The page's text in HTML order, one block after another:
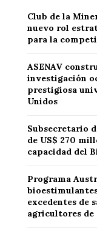
Club de la
nuevo rol
para la
ASENAV
investigación
prestigiosa
Unidos
Subsecretario
de US$ 270
capacidad del
Programa
excedentes de
agricultores de